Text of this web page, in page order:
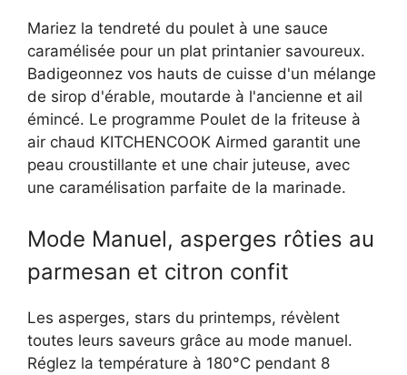
Mariez la tendreté du poulet à une sauce
caramélisée pour un plat printanier savoureux.
Badigeonnez vos hauts de cuisse d'un mélange
de sirop d'érable, moutarde à l'ancienne et ail
émincé. Le programme Poulet de la friteuse à
air chaud KITCHENCOOK Airmed garantit une
peau croustillante et une chair juteuse, avec
une caramélisation parfaite de la marinade.
Mode Manuel, asperges rôties au
parmesan et citron confit
Les asperges, stars du printemps, révèlent
toutes leurs saveurs grâce au mode manuel.
Réglez la température à 180°C pendant 8